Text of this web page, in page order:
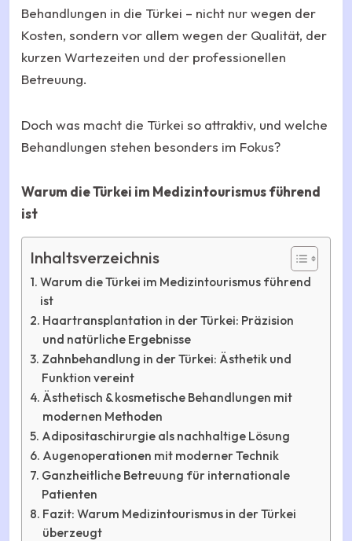
Behandlungen in die Türkei – nicht nur wegen der
Kosten, sondern vor allem wegen der Qualität, der
kurzen Wartezeiten und der professionellen
Betreuung.
Doch was macht die Türkei so attraktiv, und welche
Behandlungen stehen besonders im Fokus?
Warum die Türkei im Medizintourismus führend
ist
Inhaltsverzeichnis
Warum die Türkei im Medizintourismus führend
ist
Haartransplantation in der Türkei: Präzision
und natürliche Ergebnisse
Zahnbehandlung in der Türkei: Ästhetik und
Funktion vereint
Ästhetisch & kosmetische Behandlungen mit
modernen Methoden
Adipositaschirurgie als nachhaltige Lösung
Augenoperationen mit moderner Technik
Ganzheitliche Betreuung für internationale
Patienten
Fazit: Warum Medizintourismus in der Türkei
überzeugt